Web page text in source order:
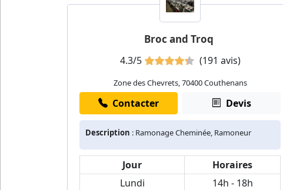
Broc and Troq
4.3/5 (191 avis)
Zone des Chevrets, 70400 Couthenans
Contacter Devis
Description : Ramonage Cheminée, Ramoneur
Jour
Horaires
Lundi
14h - 18h